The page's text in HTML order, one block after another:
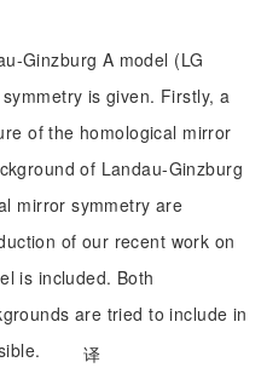
Ginzburg A model (LG
is given. Firstly, a
of the homological mirror
of Landau-Ginzburg
mirror symmetry are
of our recent work on
is included. Both
are tried to include in
译